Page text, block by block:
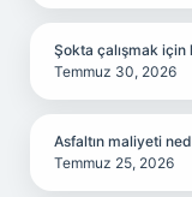
Şokta çalışmak için
Temmuz 30, 2026
Asfaltın maliyeti
Temmuz 25, 2026